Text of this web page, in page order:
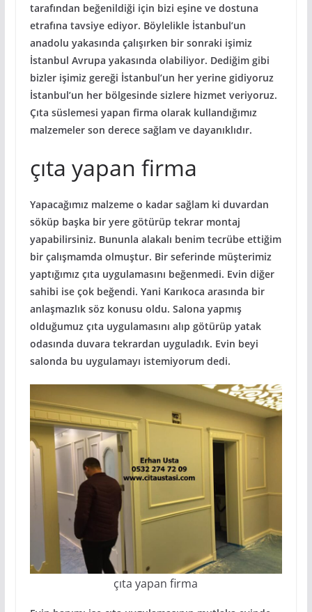
tarafından beğenildiği için bizi eşine ve dostuna
etrafına tavsiye ediyor. Böylelikle İstanbul’un
anadolu yakasında çalışırken bir sonraki işimiz
İstanbul Avrupa yakasında olabiliyor. Dediğim gibi
bizler işimiz gereği İstanbul’un her yerine gidiyoruz
İstanbul’un her bölgesinde sizlere hizmet veriyoruz.
Çıta süslemesi yapan firma olarak kullandığımız
malzemeler son derece sağlam ve dayanıklıdır.
çıta yapan firma
Yapacağımız malzeme o kadar sağlam ki duvardan
söküp başka bir yere götürüp tekrar montaj
yapabilirsiniz. Bununla alakalı benim tecrübe ettiğim
bir çalışmamda olmuştur. Bir seferinde müşterimiz
yaptığımız çıta uygulamasını beğenmedi. Evin diğer
sahibi ise çok beğendi. Yani Karıkoca arasında bir
anlaşmazlık söz konusu oldu. Salona yapmış
olduğumuz çıta uygulamasını alıp götürüp yatak
odasında duvara tekrardan uyguladık. Evin beyi
salonda bu uygulamayı istemiyorum dedi.
çıta yapan firma